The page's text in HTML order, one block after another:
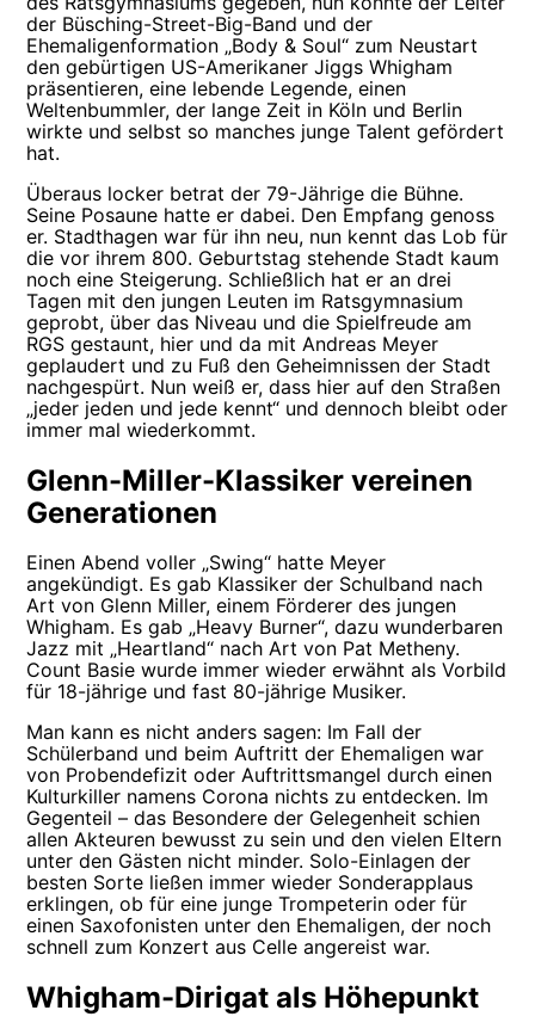
der Büsching-Street-Big-Band und der
Ehemaligenformation „Body & Soul“ zum Neustart
den gebürtigen US-Amerikaner Jiggs Whigham
präsentieren, eine lebende Legende, einen
Weltenbummler, der lange Zeit in Köln und Berlin
wirkte und selbst so manches junge Talent gefördert
hat.
Überaus locker betrat der 79-Jährige die Bühne.
Seine Posaune hatte er dabei. Den Empfang genoss
er. Stadthagen war für ihn neu, nun kennt das Lob für
die vor ihrem 800. Geburtstag stehende Stadt kaum
noch eine Steigerung. Schließlich hat er an drei
Tagen mit den jungen Leuten im Ratsgymnasium
geprobt, über das Niveau und die Spielfreude am
RGS gestaunt, hier und da mit Andreas Meyer
geplaudert und zu Fuß den Geheimnissen der Stadt
nachgespürt. Nun weiß er, dass hier auf den Straßen
„jeder jeden und jede kennt“ und dennoch bleibt oder
immer mal wiederkommt.
Glenn-Miller-Klassiker vereinen
Generationen
Einen Abend voller „Swing“ hatte Meyer
angekündigt. Es gab Klassiker der Schulband nach
Art von Glenn Miller, einem Förderer des jungen
Whigham. Es gab „Heavy Burner“, dazu wunderbaren
Jazz mit „Heartland“ nach Art von Pat Metheny.
Count Basie wurde immer wieder erwähnt als Vorbild
für 18-jährige und fast 80-jährige Musiker.
Man kann es nicht anders sagen: Im Fall der
Schülerband und beim Auftritt der Ehemaligen war
von Probendefizit oder Auftrittsmangel durch einen
Kulturkiller namens Corona nichts zu entdecken. Im
Gegenteil – das Besondere der Gelegenheit schien
allen Akteuren bewusst zu sein und den vielen Eltern
unter den Gästen nicht minder. Solo-Einlagen der
besten Sorte ließen immer wieder Sonderapplaus
erklingen, ob für eine junge Trompeterin oder für
einen Saxofonisten unter den Ehemaligen, der noch
schnell zum Konzert aus Celle angereist war.
Whigham-Dirigat als Höhepunkt